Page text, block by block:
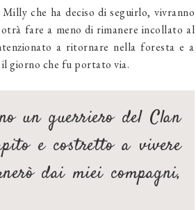
che ha deciso di seguirlo, vivranno
fare a meno di rimanere incollato al
a ritornare nella foresta e a
giorno che fu portato via.
un guerriero del Clan
e costretto a vivere
dai miei compagni,